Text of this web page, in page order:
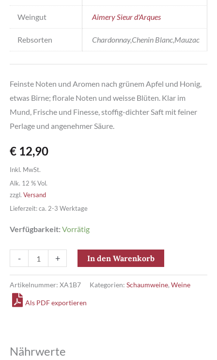
Weingut Aimery Sieur d'Arques
Rebsorten Chardonnay,Chenin Blanc,Mauzac
Feinste Noten und Aromen nach grünem Apfel und Honig,
etwas Birne; florale Noten und weisse Blüten. Klar im
Mund, Frische und Finesse, stoffig-dichter Saft mit feiner
Perlage und angenehmer Säure.
€ 12,90
Inkl. MwSt.
Alk. 12 % Vol.
zzgl. Versand
Lieferzeit: ca. 2-3 Werktage
Verfügbarkeit: Vorrätig
-
Crémant
Limoux
Grande
Menge
+ In den Warenkorb
Artikelnummer: XA1B7 Kategorien: Schaumweine,Weine
Als PDF exportieren
Nährwerte